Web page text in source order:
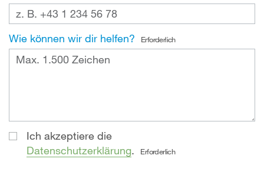
Wie können wir dir helfen? Erforderlich
Ich akzeptiere die
Datenschutzerklärung. Erforderlich